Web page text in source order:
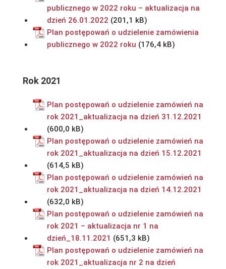
publicznego w 2022 roku – aktualizacja na
dzień 26.01.2022
Plan postępowań o udzielenie zamówienia
publicznego w 2022 roku
Rok 2021
Plan postępowań o udzielenie zamówień na
rok 2021_aktualizacja na dzień 31.12.2021
Plan postępowań o udzielenie zamówień na
rok 2021_aktualizacja na dzień 15.12.2021
Plan postępowań o udzielenie zamówień na
rok 2021_aktualizacja na dzień 14.12.2021
Plan postępowań o udzielenie zamówień na
rok 2021 – aktualizacja nr 1 na
dzień_18.11.2021
Plan postępowań o udzielenie zamówień na
rok 2021_aktualizacja nr 2 na dzień